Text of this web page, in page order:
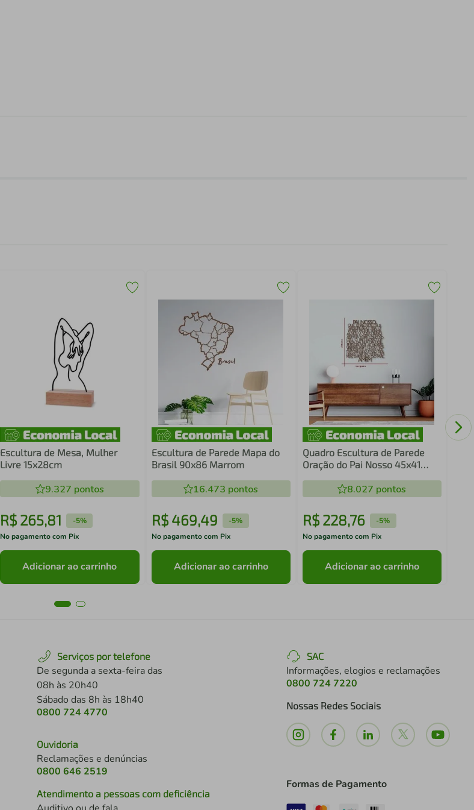
Escultura de Mesa, Mulher
Livre 15x28cm
9.327 pontos
R$265,81 -5%
No pagamento com Pix
Adicionar ao carrinho
Escultura de Parede Mapa do
Brasil 90x86 Marrom
16.473 pontos
R$ 469,49 -5%
No pagamento com Pix
Adicionar ao carrinho
Quadro Escultura de Parede
Oração do Pai Nosso 45x41
8.027 pontos
R$ 228,76 -5%
No pagamento com Pix
Adicionar ao carrinho
Serviços por telefone
De segunda a sexta-feira das
08h às 20h40
Sábado das 8h às 18h40
0800 724 4770
Ouvidoria
Reclamações e denúncias
0800 646 2519
Atendimento a pessoas com deficiência
SAC
Informações, elogios e reclamações
0800 724 7220
Nossas Redes Sociais
Formas de Pagamento